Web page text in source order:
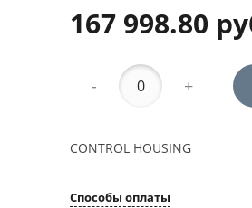
167 998.80
- +
CONTROL HOUSING
Способы оплаты